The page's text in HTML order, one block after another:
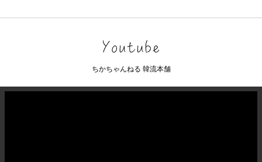
ちかちゃんねる 韓流本舗